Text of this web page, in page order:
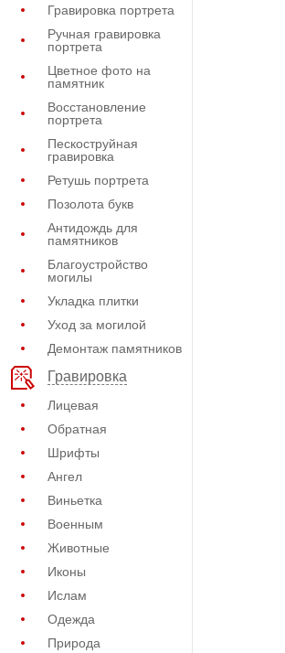
Гравировка портрета
Ручная гравировка
портрета
Цветное фото на
памятник
Восстановление
портрета
Пескоструйная
гравировка
Ретушь портрета
Позолота букв
Антидождь для
памятников
Благоустройство
могилы
Укладка плитки
Уход за могилой
Демонтаж памятников
Гравировка
Лицевая
Обратная
Шрифты
Ангел
Виньетка
Военным
Животные
Иконы
Ислам
Одежда
Природа